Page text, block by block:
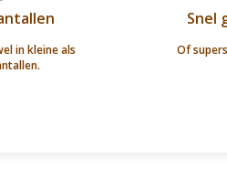
in kleine als
Snel
Of